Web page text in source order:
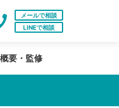
メールで相談
LINEで相談
要・監修